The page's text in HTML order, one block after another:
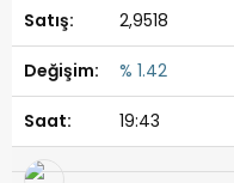
2,9518
% 1.42
19:43